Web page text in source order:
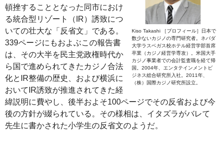
Kiso Takashi ［プロフィール］日本で
数少ないカジノの専門研究者。ネバダ
大学ラスベガス校ホテル経営学部首席
卒業（カジノ経営学専攻）。米国大手
カジノ事業者での会計監査職を経て帰
国。2004年、エンタテインメントビ
ジネス総合研究所入社。2011年、
（株）国際カジノ研究所設立。
頓挫することとなった同市におけ
る統合型リゾート（IR）誘致につ
いての壮大な「反省文」である。
339ページにもおよぶこの報告書
は、その大半を民主党政権時代か
ら国で進められてきたカジノ合法
化とIR整備の歴史、および横浜に
おいてIR誘致が推進されてきた経
緯説明に費やし、後半およそ100ページでその反省および今
後の方針が綴られている。その様相は、イタズラがバレて
先生に書かされた小学生の反省文のようだ。